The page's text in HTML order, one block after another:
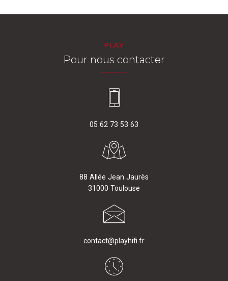
PLAY
Pour nous contacter
05 62 73 53 63
88 Allée Jean Jaurès
31000 Toulouse
contact@playhifi.fr